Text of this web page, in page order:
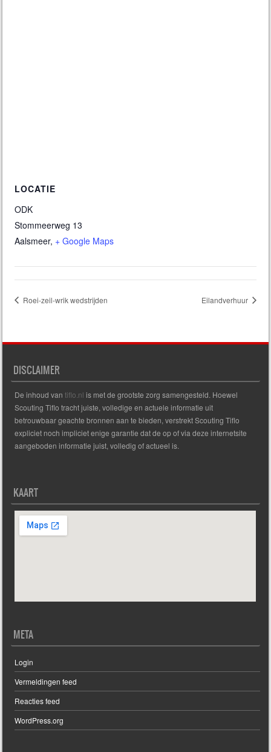
LOCATIE
ODK
Stommeerweg 13
Aalsmeer, + Google Maps
Roei-zeil-wrik wedstrijden Eilandverhuur
DISCLAIMER
De inhoud vantiflo.nl is met de grootste zorg samengesteld. Hoewel
Scouting Tiflo tracht juiste, volledige en actuele informatie uit
betrouwbaar geachte bronnen aan te bieden, verstrekt Scouting Tiflo
expliciet noch impliciet enige garantie dat de op of via deze internetsite
aangeboden informatie juist, volledig of actueel is.
KAART
META
Login
Vermeldingen feed
Reacties feed
WordPress.org